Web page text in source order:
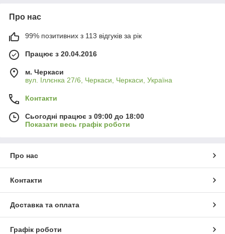
Про нас
99% позитивних з 113 відгуків за рік
Працює з 20.04.2016
м. Черкаси
вул. Іллєнка 27/6, Черкаси, Черкаси, Україна
Контакти
Сьогодні працює з 09:00 до 18:00
Показати весь графік роботи
Про нас
Контакти
Доставка та оплата
Графік роботи